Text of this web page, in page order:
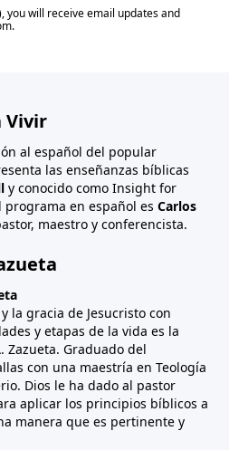
Vivir
al español del popular
las enseñanzas bíblicas
y conocido como Insight for
programa en español es Carlos
maestro y conferencista.
la gracia de Jesucristo con
y etapas de la vida es la
Zazueta. Graduado del
con una maestría en Teología
Dios le ha dado al pastor
aplicar los principios bíblicos a
manera que es pertinente y